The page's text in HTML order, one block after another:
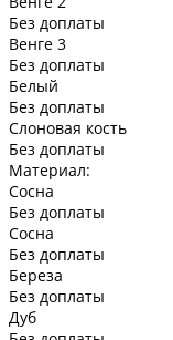
Без доплаты
Венге 3
Без доплаты
Белый
Без доплаты
Слоновая кость
Без доплаты
Материал:
Сосна
Без доплаты
Сосна
Без доплаты
Береза
Без доплаты
Дуб